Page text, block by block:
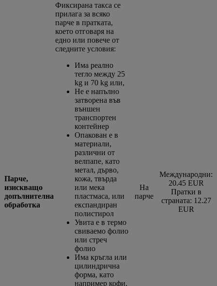
Парче,
изискващо
допълнителна
обработка
Фиксирана такса се
прилага за всяко
парче в пратката,
което отговаря на
едно или повече от
следните условия:
Има реално
тегло между 25
kg и 70 kg или,
Не е напълно
затворена във
външен
транспортен
контейнер
Опакован е в
материали,
различни от
велпапе, като
метал, дърво,
кожа, твърда
или мека
пластмаса, или
експандиран
полистирол
Увита е в термо
свиваемо фолио
или стреч
фолио
Има кръгла или
цилиндрична
форма, като
например кофи,
На
парче
Международни:
20.45 EUR
Пратки в
страната: 12.27
EUR